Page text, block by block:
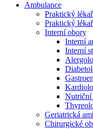
Ambulance
Praktický
Praktický
Interní obory
Interní
Interní
Nutriční
Geriatrická
Chirurgické